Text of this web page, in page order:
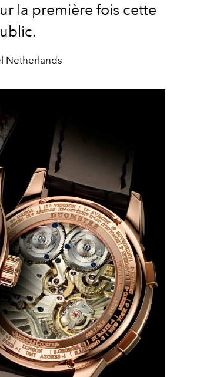
la première fois cette
Netherlands